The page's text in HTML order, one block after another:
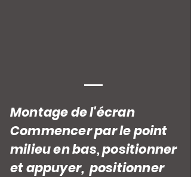
Montage de l'écran
Commencer par le point
milieu en bas, positionner
et appuyer, positionner